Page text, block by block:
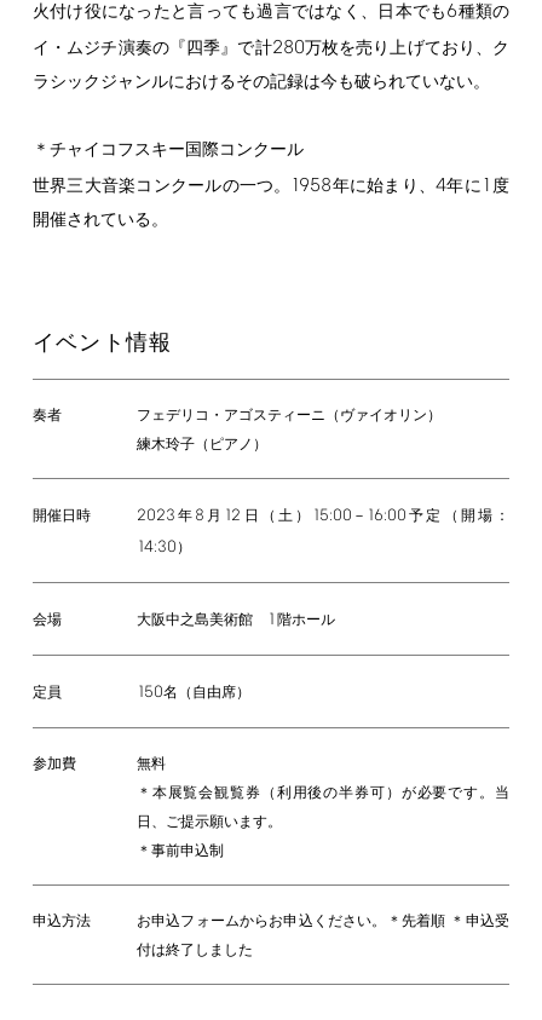
火付け役になったと言っても過言ではなく、日本でも6種類の
イ・ムジチ演奏の『四季』で計280万枚を売り上げており、ク
ラシックジャンルにおけるその記録は今も破られていない。
＊チャイコフスキー国際コンクール
世界三大音楽コンクールの一つ。 1958年に始まり、4年に1度
開催されている。
イベント情報
奏者
フェデリコ・アゴスティーニ（ヴァイオリン）
練木玲子（ピアノ）
開催日時 2023 年 8 月 12 日（土） 15:00 － 16:00 予定（開場：
14:30 ）
会場 大阪中之島美術館 1 階ホール
定員 150名（自由席）
参加費
無料
＊本展覧会観覧券（利用後の半券可）が必要です。当
日、ご提示願います。
＊事前申込制
申込方法
お申込フォームからお申込ください。＊先着順 ＊申込受
付は終了しました